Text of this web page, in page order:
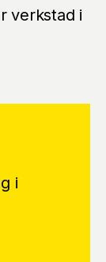
verkstad i
i